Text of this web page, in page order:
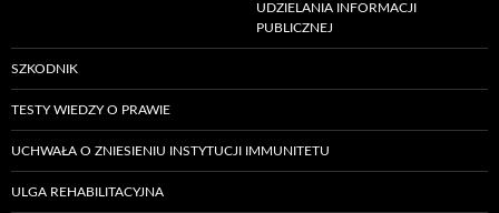
UDZIELANIA INFORMACJI
PUBLICZNEJ
SZKODNIK
TESTY WIEDZY O PRAWIE
UCHWAŁA O ZNIESIENIU INSTYTUCJI IMMUNITETU
ULGA REHABILITACYJNA